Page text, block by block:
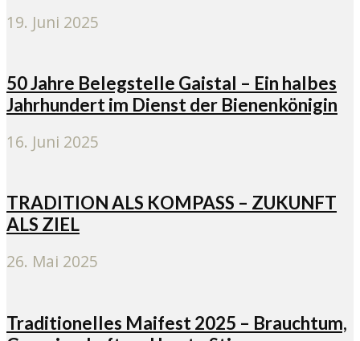
19. Juni 2025
50 Jahre Belegstelle Gaistal – Ein halbes
Jahrhundert im Dienst der Bienenkönigin
16. Juni 2025
TRADITION ALS KOMPASS – ZUKUNFT
ALS ZIEL
26. Mai 2025
Traditionelles Maifest 2025 – Brauchtum,